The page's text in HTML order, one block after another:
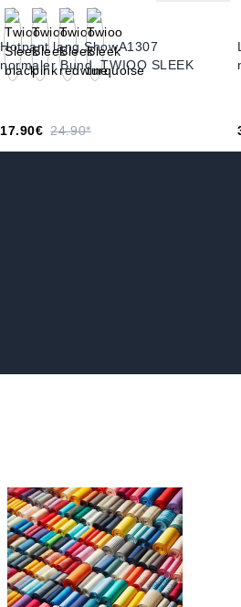
Hotpant lang ShowA1307
normaler Bund, TWIOO SLEEK
17.90€ 24.90*